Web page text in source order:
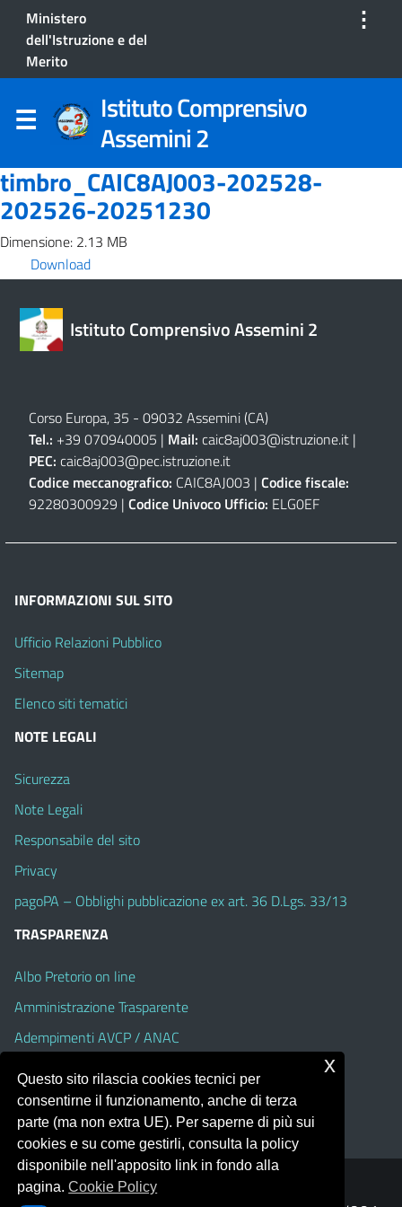
Ministero
dell'Istruzione e del
Merito
⋮
Istituto Comprensivo
Assemini 2
timbro_CAIC8AJ003-202528-
202526-20251230
Dimensione: 2.13 MB
Download
Istituto Comprensivo Assemini 2
Corso Europa, 35 - 09032 Assemini (CA)
Tel.: +39 070940005 | Mail: caic8aj003@istruzione.it |
PEC: caic8aj003@pec.istruzione.it
Codice meccanografico: CAIC8AJ003 | Codice fiscale:
92280300929 | Codice Univoco Ufficio: ELG0EF
INFORMAZIONI SUL SITO
Ufficio Relazioni Pubblico
Sitemap
Elenco siti tematici
NOTE LEGALI
Sicurezza
Note Legali
Responsabile del sito
Privacy
pagoPA – Obblighi pubblicazione ex art. 36 D.Lgs. 33/13
TRASPARENZA
Albo Pretorio on line
Amministrazione Trasparente
Adempimenti AVCP / ANAC
Dichiarazione di accessibilità
Portale realizzato con la piattaforma
Questo sito rilascia cookies tecnici per
consentirne il funzionamento, anche di terza
parte (ma non extra UE). Per saperne di più sui
cookies e su come gestirli, consulta la policy
disponibile nell'apposito link in fondo alla
pagina.Cookie Policy
x